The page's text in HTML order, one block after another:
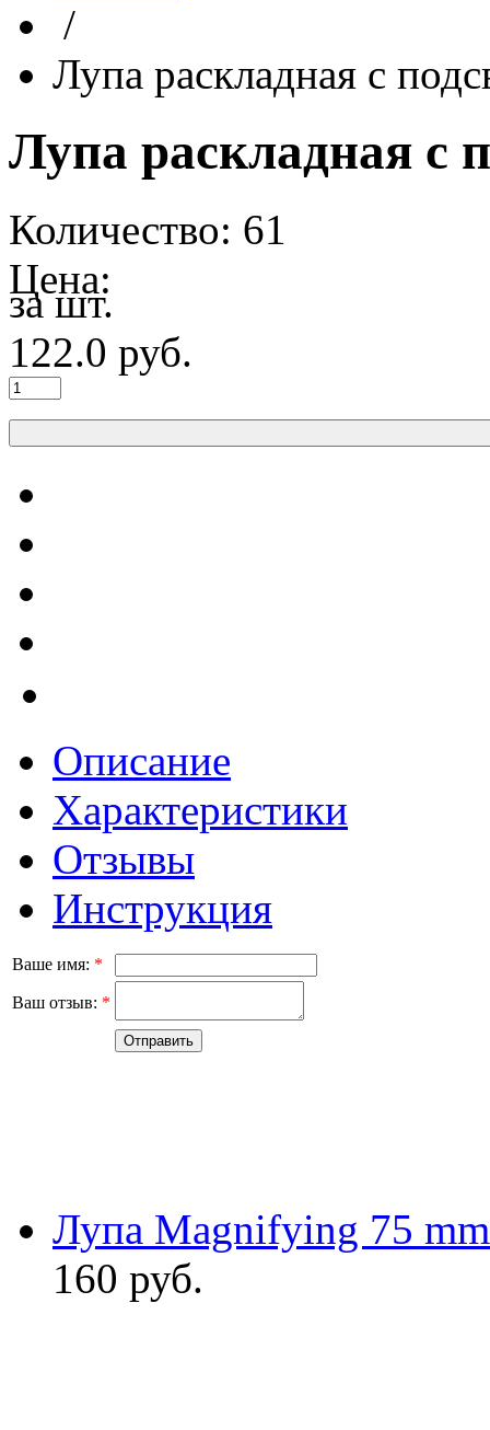
/
Лупа раскладная с
Лупа раскладная с
Количество: 61
Цена:
за шт.
122.0 руб.
Описание
Характеристики
Отзывы
Инструкция
Ваше имя: *
Ваш отзыв: *
Лупа Magnifying 75 mm
160 руб.